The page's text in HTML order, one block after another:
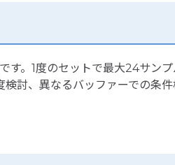
1度のセットで最大24サンプ
討、異なるバッファーでの条